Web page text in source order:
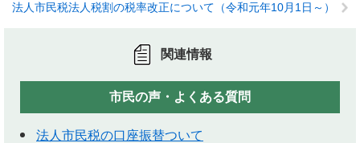
法人市民税法人税割の税率改正について（令和元年10月1日～）
関連情報
市民の声・よくある質問
法人市民税の口座振替ついて